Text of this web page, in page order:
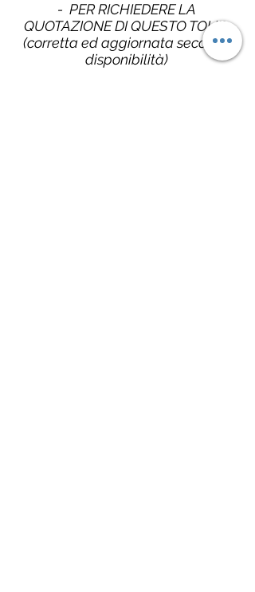
- PER RICHIEDERE LA
QUOTAZIONE DI QUESTO TOUR
(corretta ed aggiornata secondo
disponibilità)